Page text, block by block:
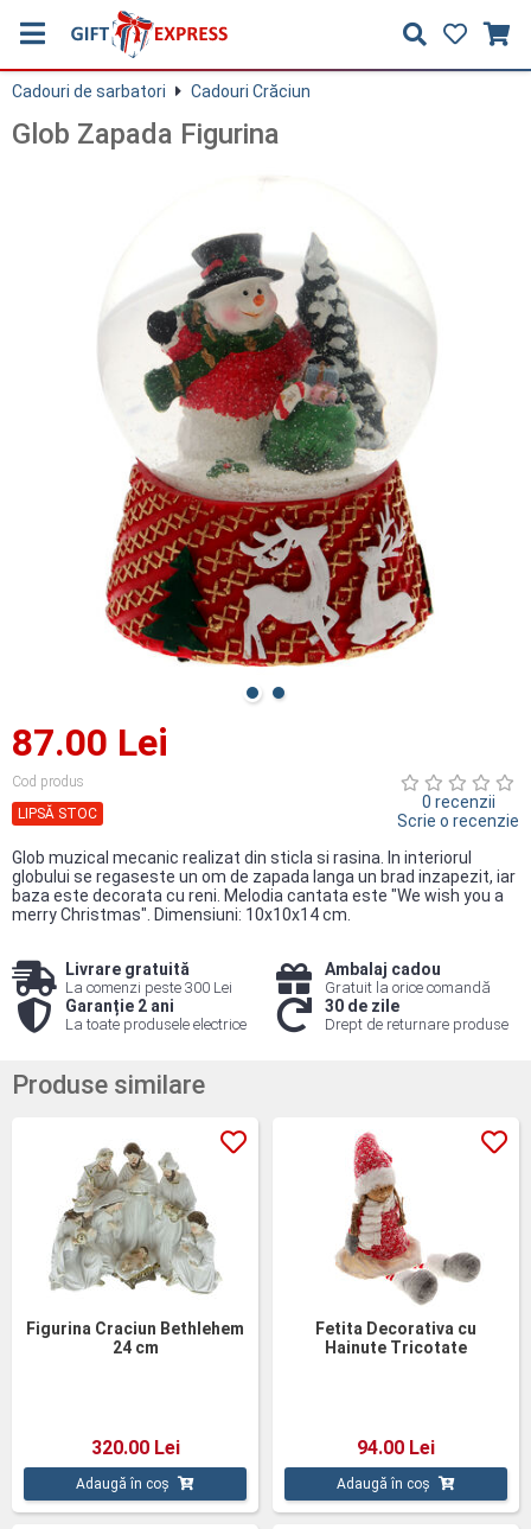
Cadouri de sarbatori Cadouri Crăciun
Glob Zapada Figurina
87.00 Lei
Cod produs
LIPSĂ STOC
0 recenzii
Scrie o recenzie
Glob muzical mecanic realizat din sticla si rasina. In interiorul
globului se regaseste un om de zapada langa un brad inzapezit, iar
baza este decorata cu reni. Melodia cantata este "We wish you a
merry Christmas". Dimensiuni: 10x10x14 cm.
Livrare gratuită
La comenzi peste 300 Lei
Ambalaj cadou
Gratuit la orice comandă
Garanție 2 ani
La toate produsele electrice
30 de zile
Drept de returnare produse
Produse similare
Figurina Craciun Bethlehem
24 cm
320.00 Lei
Adaugă în coș
Fetita Decorativa cu
Hainute Tricotate
94.00 Lei
Adaugă în coș